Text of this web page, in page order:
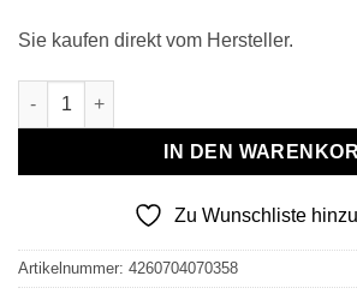
Sie kaufen direkt vom Hersteller.
Wollplaid & Wolldecke "Tirol DF" weiß-
IN DEN
Zu Wunschliste
Artikelnummer: 4260704070358